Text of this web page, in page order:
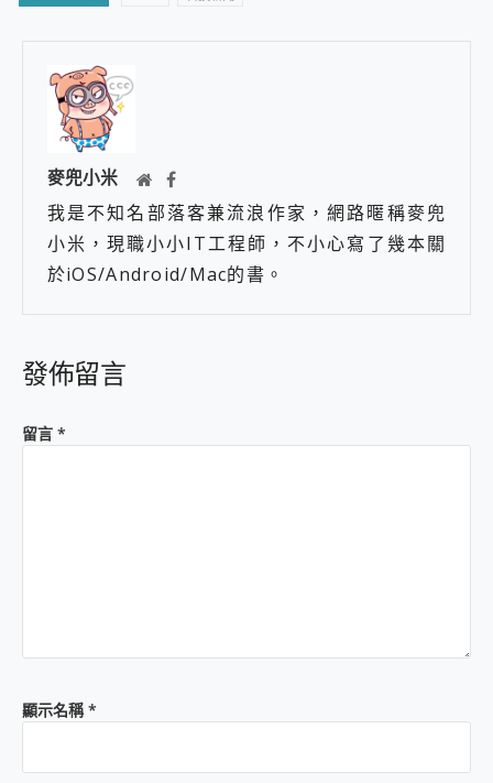
麥兜小米
我是不知名部落客兼流浪作家，網路暱稱麥兜
小米，現職小小IT工程師，不小心寫了幾本關
於iOS/Android/Mac的書。
發佈留言
留言 *
顯示名稱*